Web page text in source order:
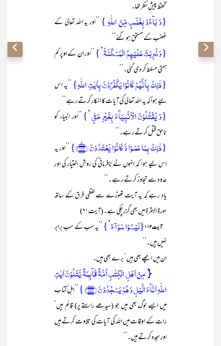
تحفظ پیش نظر تھا۔
{وَ بَآءُوۡ بِغَضَبٍ مِّنَ اللّٰہِ } ’’اور یہ اللہ تعالیٰ کے
غضب کے مستحق ہو گئے‘‘
{وَ ضُرِبَتۡ عَلَیۡہِمُ الۡمَسۡکَنَۃُ ؕ } ’’اور ان کے اوپر کم
ہمتی مسلط کر دی گئی۔‘‘
{ذٰلِکَ بِاَنَّہُمۡ کَانُوۡا یَکۡفُرُوۡنَ بِاٰیٰتِ اللّٰہِ} ’’یہ اس
لیے ہوا کہ یہ اللہ تعالیٰ کی آیات کا انکار کرتے رہے‘‘
{وَ یَقۡتُلُوۡنَ الۡاَنۡۢبِیَآءَ بِغَیۡرِ حَقٍّ ؕ} ’’اور انبیاء کو
ناحق قتل کرتے رہے۔‘‘
{ذٰلِکَ بِمَا عَصَوۡا وَّ کَانُوۡا یَعۡتَدُوۡنَ ﴿۱۱۲﴾٭}
’’اور یہ
اس لیے ہوا کہ انہوں نے نافرمانی کی روش اختیار کی اور
حدود سے تجاوز کرتے رہے ۔‘‘
یاد رہے کہ یہ آیت تھوڑے سے لفظی فرق کے ساتھ
سورۃ البقرۃ میں بھی گزر چکی ہے۔ (آیت۶۱)
آیت ۱۱۳ {لَیۡسُوۡا سَوَآءً ؕ} ’’یہ سب کے سب برابر
نہیں ہیں۔‘‘
ان میں اچھے بھی ہیں‘ برے بھی ہیں۔
{ؕ مِنۡ اَہۡلِ الۡکِتٰبِ اُمَّۃٌ قَآئِمَۃٌ یَّتۡلُوۡنَ اٰیٰتِ
اللّٰہِ اٰنَآءَ الَّیۡلِ وَ ہُمۡ یَسۡجُدُوۡنَ ﴿۱۱۳﴾ }
’’اہل کتاب
میں ایسے لوگ بھی ہیں جو (سیدھے راستے پر) قائم ہیں‘
رات کے اوقات میں اللہ کی آیات کی تلاوت کرتے ہیں
اور سجدہ کرتے ہیں۔‘‘